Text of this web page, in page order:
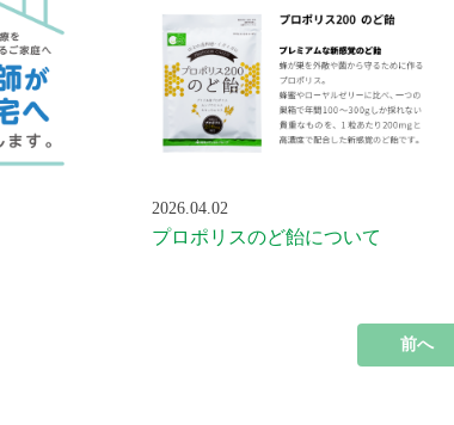
2026.04.02
プロポリスのど飴について
前へ